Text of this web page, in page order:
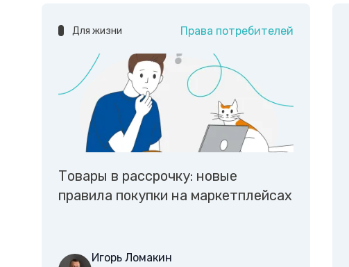
Для жизни Права потребителей
Товары в рассрочку: новые
правила покупки на маркетплейсах
Игорь Ломакин